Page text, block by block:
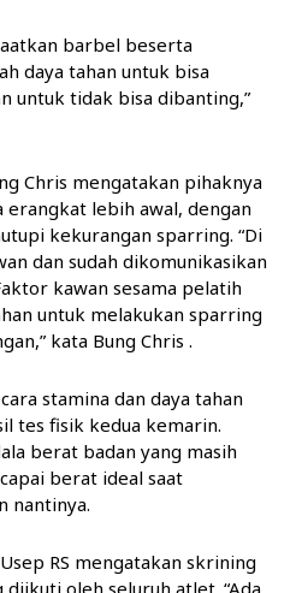
barbel beserta
daya tahan untuk bisa
untuk tidak bisa dibanting,”
Chris mengatakan pihaknya
lebih awal, dengan
kekurangan sparring. “Di
dan sudah dikomunikasikan
kawan sesama pelatih
untuk melakukan sparring
kata Bung Chris .
stamina dan daya tahan
tes fisik kedua kemarin.
berat badan yang masih
berat ideal saat
nantinya.
RS mengatakan skrining
oleh seluruh atlet. “Ada